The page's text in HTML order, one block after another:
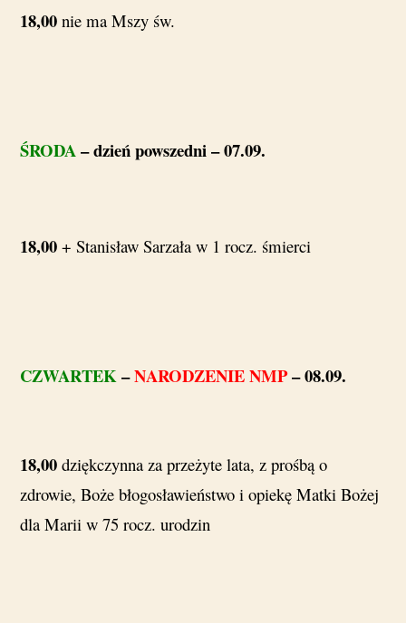
18,00 nie ma Mszy św.
ŚRODA– dzień powszedni – 07.09.
18,00 + Stanisław Sarzała w 1 rocz. śmierci
CZWARTEK–NARODZENIE NMP– 08.09.
18,00 dziękczynna za przeżyte lata, z prośbą o
zdrowie, Boże błogosławieństwo i opiekę Matki Bożej
dla Marii w 75 rocz. urodzin